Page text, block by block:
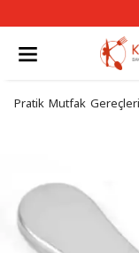
Pratik Mutfak Gereçleri